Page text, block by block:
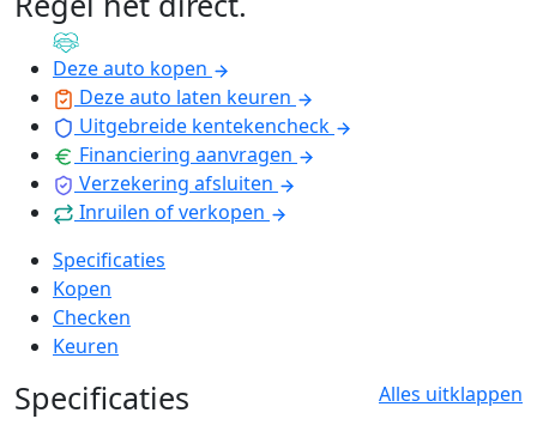
Deze auto kopen
Deze auto laten keuren
Uitgebreide kentekencheck
Financiering aanvragen
Verzekering afsluiten
Inruilen of verkopen
Specificaties
Kopen
Checken
Keuren
Specificaties Alles uitklappen